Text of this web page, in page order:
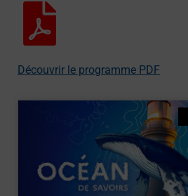
Découvrir le programme PDF